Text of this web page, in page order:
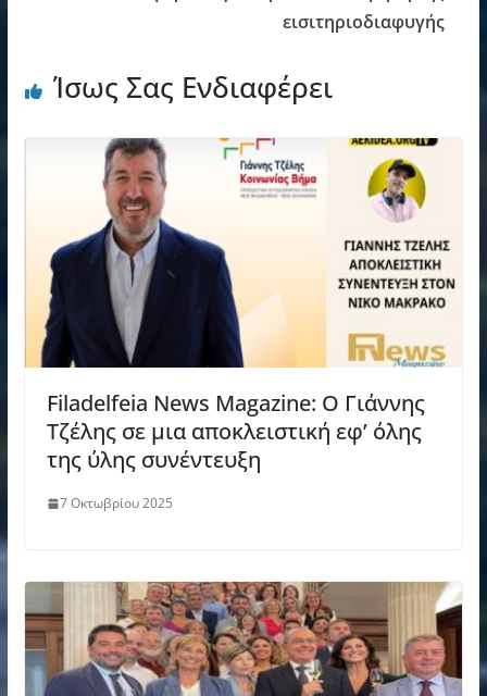
εισιτηριοδιαφυγής
Ίσως Σας Ενδιαφέρει
Filadelfeia News Magazine: Ο Γιάννης
Τζέλης σε μια αποκλειστική εφ’ όλης
της ύλης συνέντευξη
7 Οκτωβρίου 2025